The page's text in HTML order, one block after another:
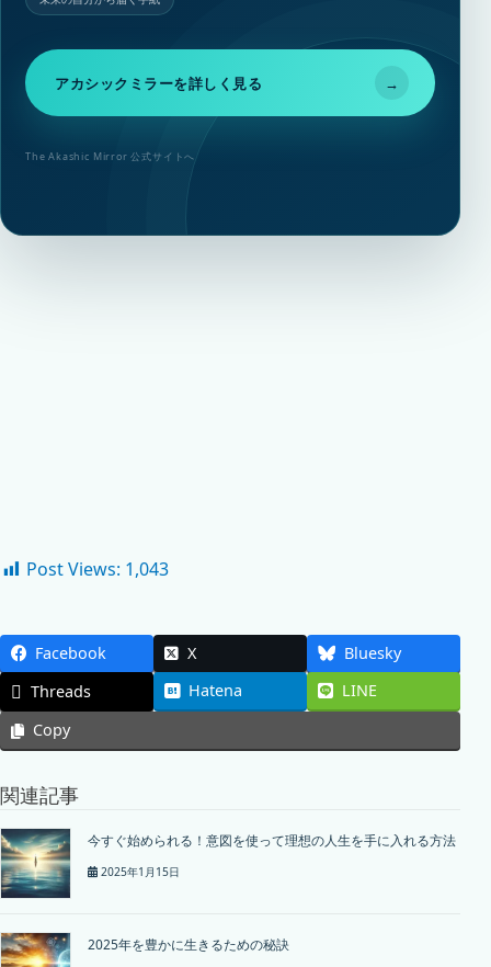
アカシックミラーを詳しく見る →
The Akashic Mirror 公式サイトへ
Post Views: 1,043
Facebook X
Bluesky
Threads
Hatena
LINE
Copy
関連記事
今すぐ始められる！意図を使って理想の人生を手に入れる方法
2025年1月15日
2025年を豊かに生きるための秘訣